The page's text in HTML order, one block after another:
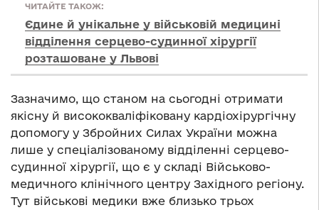
ЧИТАЙТЕ ТАКОЖ:
Єдине й унікальне у військовій медицині
відділення серцево-судинної хірургії
розташоване у Львові
Зазначимо, що станом на сьогодні отримати
якісну й висококваліфіковану кардіохірургічну
допомогу у Збройних Силах України можна
лише у спеціалізованому відділенні серцево-
судинної хірургії, що є у складі Військово-
медичного клінічного центру Західного регіону.
Тут військові медики вже близько трьох